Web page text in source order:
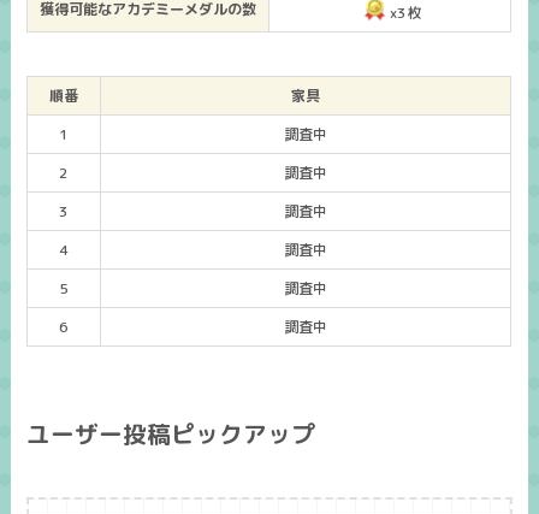
獲得可能なアカデミーメダルの数 x3枚
順番
家具
1
調査中
2
調査中
3
調査中
4
調査中
5
調査中
6
調査中
ユーザー投稿ピックアップ